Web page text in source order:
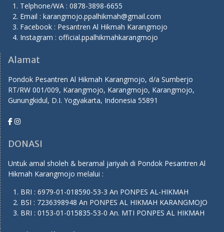
Telphone/WA : 0878-3898-6655
Email : karangmojo.ppalhikmah@gmail.com
Facebook : Pesantren Al Hikmah Karangmojo
Instagram : official.ppalhikmahkarangmojo
Alamat
Pondok Pesantren Al Hikmah Karangmojo, d/a Sumberjo
RT/RW 001/009, Karangmojo, Karangmojo, Karangmojo,
Gunungkidul, D.I. Yogyakarta, Indonesia 55891
DONASI
Untuk amal sholeh & beramal jariyah di Pondok Pesantren Al
Hikmah Karangmojo melalui :
BRI : 6979-01-018590-53-3 An PONPES AL-HIKMAH
BSI : 7236398948 An PONPES AL HIKMAH KARANGMOJO
BRI : 0153-01-015835-53-0 An. MTI PONPES AL HIKMAH